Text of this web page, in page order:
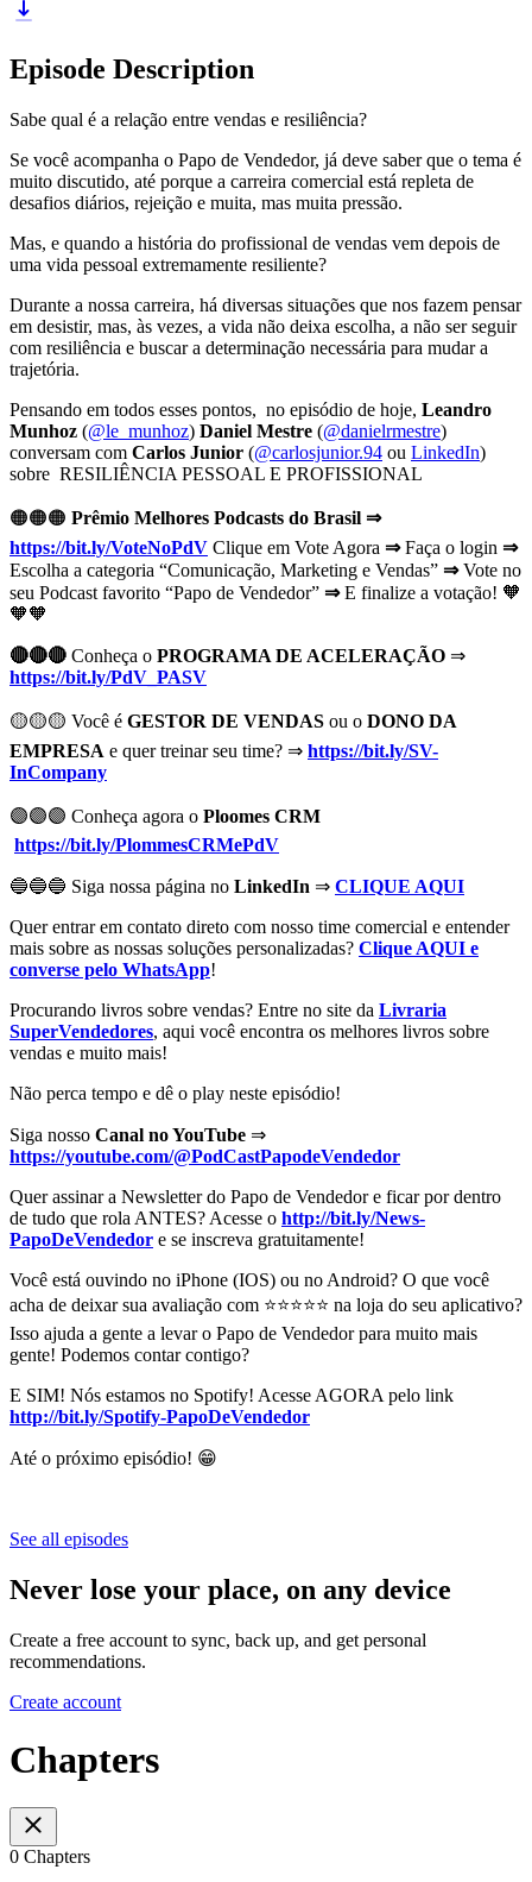
Episode Description
Sabe qual é a relação entre vendas e resiliência?
Se você acompanha o Papo de Vendedor, já deve saber que o tema é
muito discutido, até porque a carreira comercial está repleta de
desafios diários, rejeição e muita, mas muita pressão.
Mas, e quando a história do profissional de vendas vem depois de
uma vida pessoal extremamente resiliente?
Durante a nossa carreira, há diversas situações que nos fazem pensar
em desistir, mas, às vezes, a vida não deixa escolha, a não ser seguir
com resiliência e buscar a determinação necessária para mudar a
trajetória.
Pensando em todos esses pontos, no episódio de hoje, Leandro
Munhoz (@le_munhoz) Daniel Mestre (@danielrmestre)
conversam com Carlos Junior (@carlosjunior.94 ou LinkedIn)
sobre RESILIÊNCIA PESSOAL E PROFISSIONAL
🟠🟠🟠 Prêmio Melhores Podcasts do Brasil ⇒
https://bit.ly/VoteNoPdV Clique em Vote Agora ⇒Faça o login ⇒
Escolha a categoria “Comunicação, Marketing e Vendas” ⇒Vote no
seu Podcast favorito “Papo de Vendedor” ⇒E finalize a votação! 🧡
🧡🧡
🔴🔴🔴 Conheça o PROGRAMA DE ACELERAÇÃO ⇒
https://bit.ly/PdV_PASV
🟡🟡🟡 Você é GESTOR DE VENDAS ou o DONO DA
EMPRESA e quer treinar seu time? ⇒ https://bit.ly/SV-
InCompany
🟣🟣🟣 Conheça agora o Ploomes CRM
https://bit.ly/PlommesCRMePdV
🔵🔵🔵 Siga nossa página no LinkedIn ⇒ CLIQUE AQUI
Quer entrar em contato direto com nosso time comercial e entender
mais sobre as nossas soluções personalizadas? Clique AQUI e
converse pelo WhatsApp!
Procurando livros sobre vendas? Entre no site da Livraria
SuperVendedores, aqui você encontra os melhores livros sobre
vendas e muito mais!
Não perca tempo e dê o play neste episódio!
Siga nosso Canal no YouTube ⇒
https://youtube.com/@PodCastPapodeVendedor
Quer assinar a Newsletter do Papo de Vendedor e ficar por dentro
de tudo que rola ANTES? Acesse o http://bit.ly/News-
PapoDeVendedor e se inscreva gratuitamente!
Você está ouvindo no iPhone (IOS) ou no Android? O que você
acha de deixar sua avaliação com ⭐⭐⭐⭐⭐ na loja do seu aplicativo?
Isso ajuda a gente a levar o Papo de Vendedor para muito mais
gente! Podemos contar contigo?
E SIM! Nós estamos no Spotify! Acesse AGORA pelo link
http://bit.ly/Spotify-PapoDeVendedor
Até o próximo episódio! 😁
See all episodes
Never lose your place, on any device
Create a free account to sync, back up, and get personal
recommendations.
Create account
Chapters
0 Chapters